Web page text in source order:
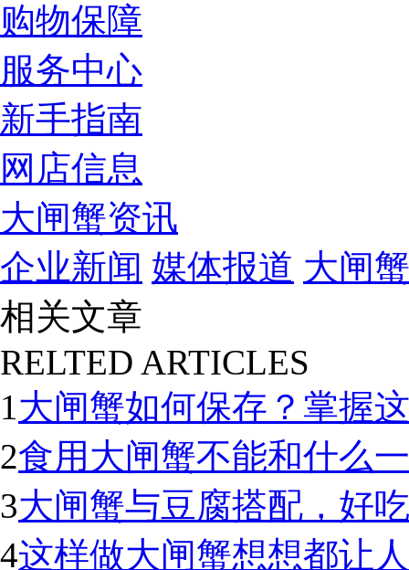
购物保障
服务中心
新手指南
网店信息
大闸蟹资讯
企业新闻 媒体报道 大闸
相关文章
RELTED ARTICLES
1大闸蟹如何保存？掌握
2食用大闸蟹不能和什么
3大闸蟹与豆腐搭配，好
4这样做大闸蟹想想都让